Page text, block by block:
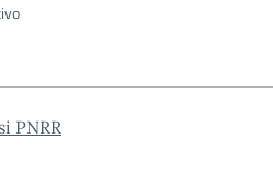
PNRR